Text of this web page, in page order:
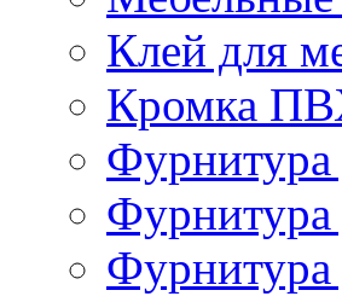
Клей для
Кромка
Фурнитура
Фурнитура